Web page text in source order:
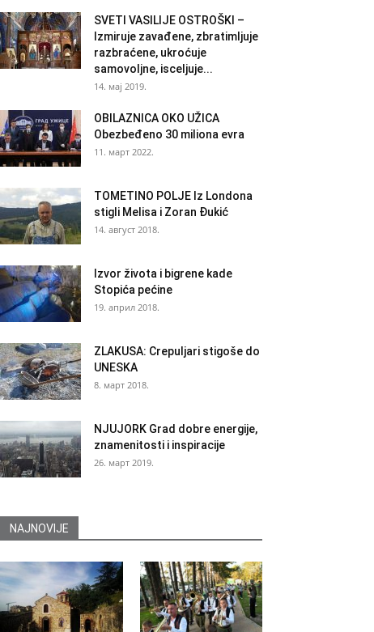
SVETI VASILIJE OSTROŠKI –
Izmiruje zavađene, zbratimljuje
razbraćene, ukroćuje
samovoljne, isceljuje...
14. мај 2019.
OBILAZNICA OKO UŽICA
Obezbeđeno 30 miliona evra
11. март 2022.
TOMETINO POLJE Iz Londona
stigli Melisa i Zoran Đukić
14. август 2018.
Izvor života i bigrene kade
Stopića pećine
19. април 2018.
ZLAKUSA: Crepuljari stigoše do
UNESKA
8. март 2018.
NJUJORK Grad dobre energije,
znamenitosti i inspiracije
26. март 2019.
NAJNOVIJE